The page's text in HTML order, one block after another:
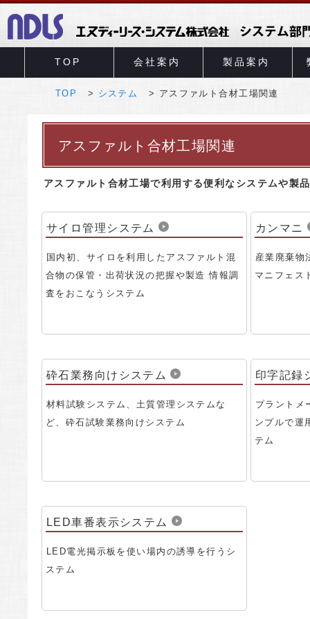
TOP 会社案内 製品案内
TOP システム アスファルト合材工場関連
アスファルト合材工場関連
アスファルト合材工場で利用する便利なシステムや製
サイロ管理システム
国内初、サイロを利用したアスファルト混
合物の保管・出荷状況の把握や製造 情報調
査をおこなうシステム
カンマニ
産業廃棄物
マニフェス
砕石業務向けシステム
材料試験システム、土質管理システムな
ど、砕石試験業務向けシステム
印字記録
プラントメ
ンプルで運
テム
LED車番表示システム
LED電光掲示板を使い場内の誘導を行うシ
ステム